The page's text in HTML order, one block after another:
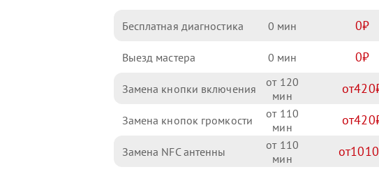
Бесплатная диагностика 0 0
Выезд мастера 0 0
Замена кнопки включения 120 420
Замена кнопок громкости 110 420
Замена NFC антенны 110 1010